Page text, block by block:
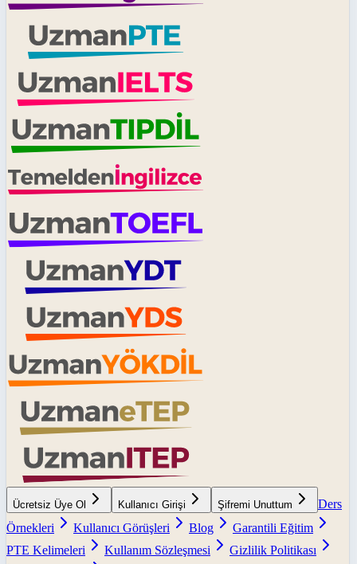
Ücretsiz Üye Ol Kullanıcı Girişi Şifremi Unuttum
Ders
Örnekleri
Kullanıcı Görüşleri Blog
Garantili Eğitim
PTE Kelimeleri
Kullanım Sözleşmesi
Gizlilik Politikası